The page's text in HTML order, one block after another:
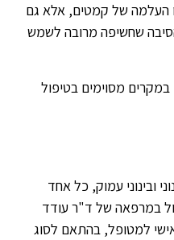
העלמה של קמטים, אלא גם
שחשיפה מרובה לשמש
מסוימים בטיפול
ובינוני עמוק, כל אחד
במרפאה של ד"ר עודד
למטופל, בהתאם לסוג